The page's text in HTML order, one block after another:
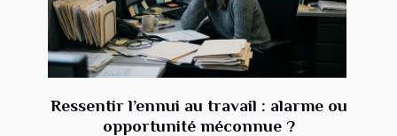
Ressentir l’ennui au travail : alarme ou
opportunité méconnue ?